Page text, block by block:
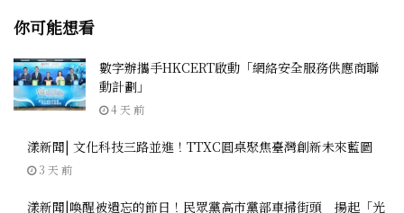
你可能想看
數字辦攜手HKCERT啟動「網絡安全服務供應商聯
動計劃」
4 天 前
漾新聞| 文化科技三路並進！TTXC圓桌聚焦臺灣創新未來藍圖
3 天 前
漾新聞|喚醒被遺忘的節日！民眾黨高市黨部車掃街頭 揚起「光